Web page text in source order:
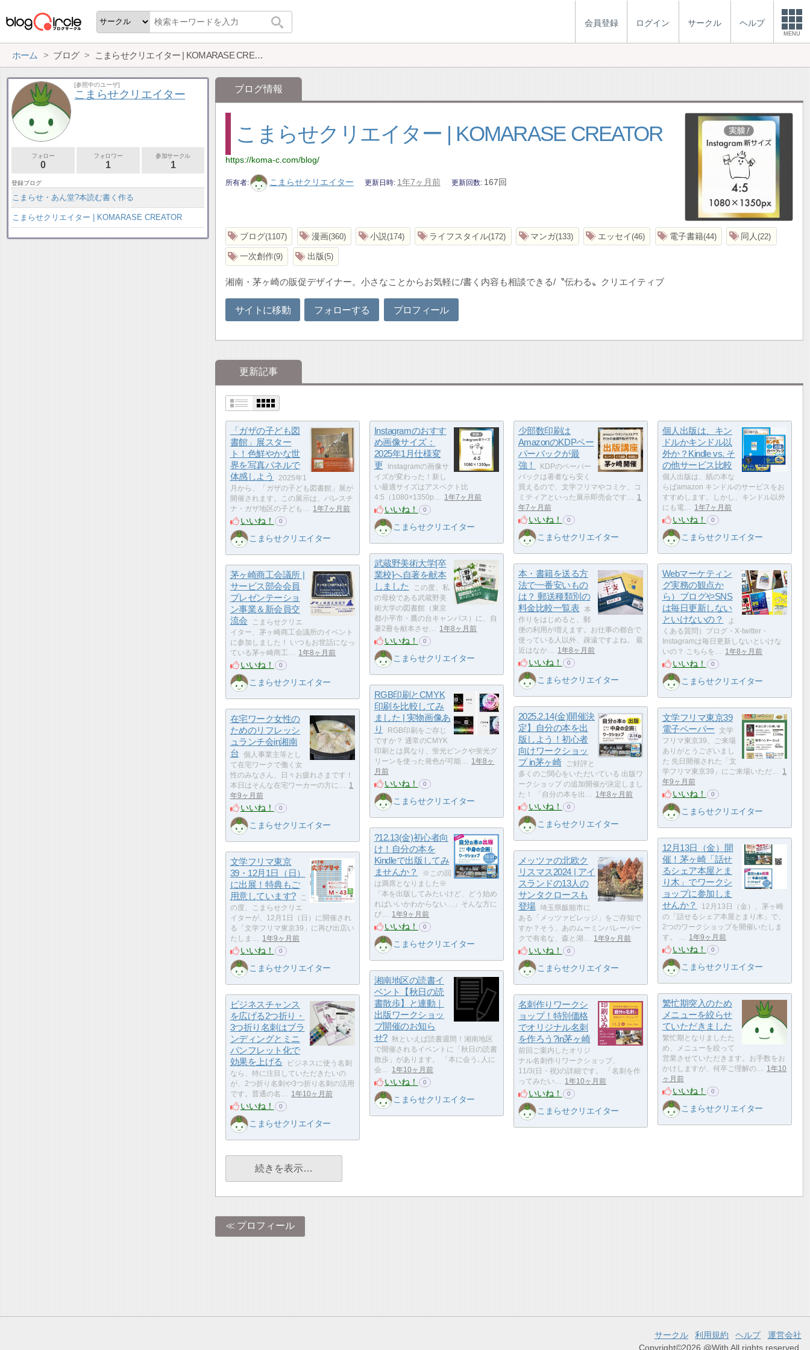
会員登録 ログイン サークル ヘルプ
MENU
ホーム ブログ こまらせクリエイター | KOMARASE CREATOR
ブログ情報
こまらせクリエイター | KOMARASE CREATOR
https://koma-c.com/blog/
所有者 こまらせクリエイター 更新日時 1年7ヶ月前 更新回数 167回
ブログ 1107 漫画 360 小説 174 ライフスタイル 172 マンガ 133 エッセイ 46 電子書籍 44 同人 22
一次創作 9 出版 5
湘南・茅ヶ崎の販促デザイナー。小さなことからお気軽に/書く内容も相談できる/〝伝わる〟クリエイティブ
サイトに移動 フォローする プロフィール
更新記事
「ガザの子ども図
書館」展スター
ト！色鮮やかな世
界を写真パネルで
体感しよう
2025年1
月から、「ガザの子ども図書館」展が
開催されます。この展示は、パレスチ
ナ・ガザ地区の子ども…
1年7ヶ月前
いいね！ 0
こまらせクリエイター
Instagramのおすす
め画像サイズ：
2025年1月仕様変
更
Instagramの画像サ
イズが変わった！新し
い最適サイズはアスペクト比
4:5（1080×1350p…
1年7ヶ月前
いいね！ 0
こまらせクリエイター
少部数印刷は
AmazonのKDPペー
パーバックが最
強！
KDPのペーパー
バックは著者なら安く
買えるので、文学フリマやコミケ、コ
ミティアといった展示即売会です…
1
年7ヶ月前
いいね！ 0
こまらせクリエイター
個人出版は、キン
ドルかキンドル以
外か？Kindle vs. そ
の他サービス比較
個人出版は、紙の本な
らばamazon キンドルのサービスをお
すすめします。しかし、キンドル以外
にも電…
1年7ヶ月前
いいね！ 0
こまらせクリエイター
武蔵野美術大学[卒
業校]へ自著を献本
しました
この度、私
の母校である武蔵野美
術大学の図書館（東京
都小平市・鷹の台キャンパス）に、自
著2冊を献本させ…
1年8ヶ月前
いいね！ 0
こまらせクリエイター
本・書籍を送る方
法で一番安いもの
は？ 郵送種類別の
料金比較一覧表
本
作りをはじめると、郵
便の利用が増えます。お仕事の都合で
使っている人以外、疎遠ですよね。 最
近はなか…
1年8ヶ月前
いいね！ 0
こまらせクリエイター
Webマーケティン
グ実務の観点か
ら）ブログやSNS
は毎日更新しない
といけないの？
よ
くある質問）ブログ・X-twitter・
Instagramは毎日更新しないといけな
いの？ こちらを…
1年8ヶ月前
いいね！ 0
こまらせクリエイター
茅ヶ崎商工会議所 |
サービス部会会員
プレゼンテーショ
ン事業＆新会員交
流会
こまらせクリエ
イター、茅ヶ崎商工会議所のイベント
に参加しました！ いつもお世話になっ
ている茅ヶ崎商工…
1年8ヶ月前
いいね！ 0
こまらせクリエイター
RGB印刷とCMYK
印刷を比較してみ
ました | 実物画像あ
り
RGB印刷をご存じ
ですか？ 通常のCMYK
印刷とは異なり、蛍光ピンクや蛍光グ
リーンを使った発色が可能…
1年8ヶ
月前
いいね！ 0
こまらせクリエイター
2025.2.14(金)開催決
定】自分の本を出
版しよう！初心者
向けワークショッ
プ in茅ヶ崎
ご好評と
多くのご関心をいただいている 出版ワ
ークショップ の追加開催が決定しまし
た！ 「自分の本を出…
1年8ヶ月前
いいね！ 0
こまらせクリエイター
文学フリマ東京39
電子ペーパー
文学
フリマ東京39、ご来場
ありがとうございまし
た 先日開催された「文
学フリマ東京39」にご来場いただ…
1
年9ヶ月前
いいね！ 0
こまらせクリエイター
在宅ワーク女性の
ためのリフレッシ
ュランチ会in湘南
台
個人事業主等とし
て在宅ワークで働く女
性のみなさん、日々お疲れさまです！
本日はそんな在宅ワーカーの方に…
1
年9ヶ月前
いいね！ 0
こまらせクリエイター
?12.13(金)初心者向
け！自分の本を
Kindleで出版してみ
ませんか？
※この回
は満席となりました※
「本を出版してみたいけど、どう始め
ればいいかわからない…」そんな方に
ぴ…
1年9ヶ月前
いいね！ 0
こまらせクリエイター
12月13日（金）開
催！茅ヶ崎「話せ
るシェア本屋とま
り木」でワークシ
ョップに参加しま
せんか？
12月13日（金）、茅ヶ崎
の「話せるシェア本屋とまり木」で、
2つのワークショップを開催いたしま
す。 …
1年9ヶ月前
いいね！ 0
こまらせクリエイター
メッツァの北欧ク
リスマス2024 | アイ
スランドの13人の
サンタクロースも
登場
埼玉県飯能市に
ある「メッツァビレッジ」をご存知で
すか？そう、あのムーミンバレーパー
クで有名な、森と湖…
1年9ヶ月前
いいね！ 0
こまらせクリエイター
文学フリマ東京
39・12月1日（日）
に出展！特典もご
用意しています?
こ
の度、こまらせクリエ
イターが、12月1日（日）に開催され
る「文学フリマ東京39」に再び出店い
たしま…
1年9ヶ月前
いいね！ 0
こまらせクリエイター
湘南地区の読書イ
ベント【秋日の読
書散歩】と連動｜
出版ワークショッ
プ開催のお知ら
せ?
秋といえば読書週間！湘南地区
で開催されるイベントに「秋日の読書
散歩」があります。 「本に会う､人に
会…
1年10ヶ月前
いいね！ 0
こまらせクリエイター
繁忙期突入のため
メニューを絞らせ
ていただきました
繁忙期となりましたた
め、メニューを絞って
営業させていただきます。お手数をお
かけしますが、何卒ご理解の…
1年10
ヶ月前
いいね！ 0
こまらせクリエイター
ビジネスチャンス
を広げる2つ折り・
3つ折り名刺はブラ
ンディングとミニ
パンフレット化で
効果を上げる
ビジネスに使う名刺
なら、特に注目していただきたいの
が、2つ折り名刺や3つ折り名刺の活用
です。普通の名…
1年10ヶ月前
いいね！ 0
こまらせクリエイター
名刺作りワークシ
ョップ！特別価格
でオリジナル名刺
を作ろう?in茅ヶ崎
前回ご案内したオリジ
ナル名刺作りワークショップ、
11/3(日・祝)の詳細です。 「名刺を作
ってみたい…
1年10ヶ月前
いいね！ 0
こまらせクリエイター
続きを表示…
プロフィール
[参照中のユーザ]
こまらせクリエイター
フォロー
0
フォロワー
1
参加サークル
1
登録ブログ
こまらせ・あん堂?本読む書く作る
こまらせクリエイター | KOMARASE CREATOR
サークル 利用規約 ヘルプ
運営会社
Copyright©2026 @With All rights reserved.